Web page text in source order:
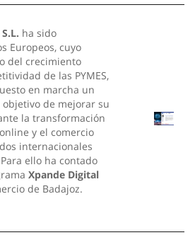
ha sido
Europeos, cuyo
del crecimiento
de las PYMES,
en marcha un
objetivo de mejorar su
la transformación
y el comercio
internacionales
ello ha contado
Xpande Digital
de Badajoz.